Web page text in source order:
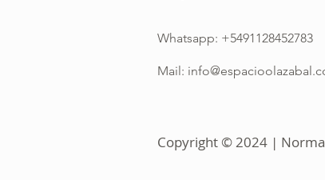
Whatsapp: +5491128452783
Mail:
Copyright © 2024 |